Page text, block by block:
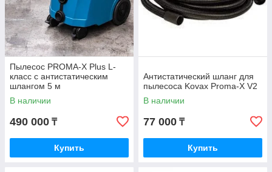
Пылесос PROMA-X Plus L-
класс с антистатическим
шлангом 5 м
В наличии
490 000 ₸
Купить
Антистатический шланг для
пылесоса Kovax Proma-X V2
В наличии
77 000 ₸
Купить